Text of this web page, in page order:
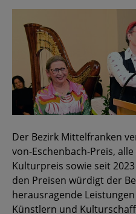
Der Bezirk Mittelfranken
von-Eschenbach-Preis,
Kulturpreis sowie seit
den Preisen würdigt der
herausragende
Künstlern und